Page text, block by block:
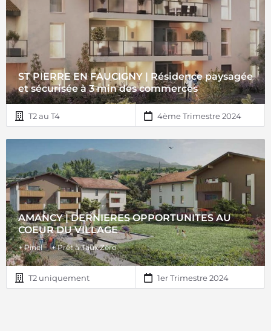
ST PIERRE EN FAUCIGNY | Résidence paysagée
et sécurisée à 3 min des commerces
T2 au T4 4ème Trimestre 2024
AMANCY | DERNIERES OPPORTUNITES AU
COEUR DU VILLAGE
+ Pinel + Prêt à Taux Zéro
T2 uniquement 1er Trimestre 2024